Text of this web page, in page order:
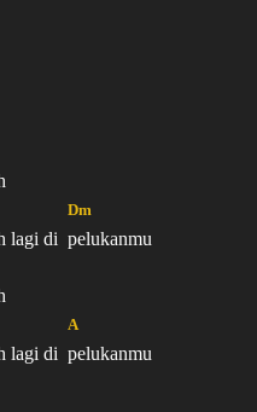
lagi di
Dm
pelukanmu
lagi di
A
pelukanmu